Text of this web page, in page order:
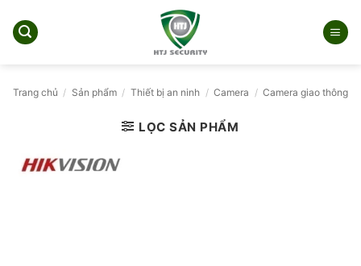
qua
Trang chủ / Sản phẩm / Thiết bị an ninh / Camera / Camera giao thông
LỌC SẢN PHẨM